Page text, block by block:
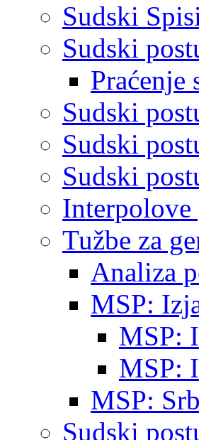
Sudski
Sudski
Praćenje
Sudski
Sudski
Sudski
Interpolove
Tužbe za
Analiza
MSP:
MSP:
MSP:
MSP:
Sudski